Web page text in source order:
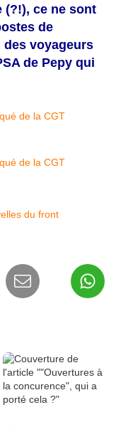
(?!), ce ne sont
de
des voyageurs
de Pepy qui
du front